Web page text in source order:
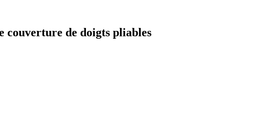
couverture de doigts pliables